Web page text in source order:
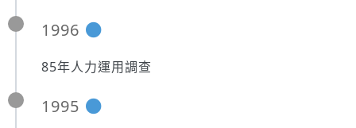
1996
85年人力運用調查
1995